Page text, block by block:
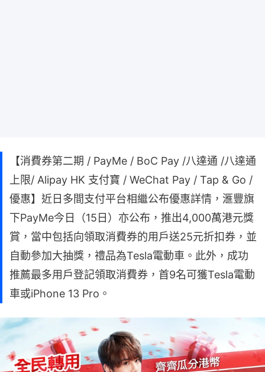
【消費券第二期 / PayMe / BoC Pay /八達通 /八達通
上限/ Alipay HK 支付寶 / WeChat Pay / Tap & Go /
優惠】近日多間支付平台相繼公布優惠詳情，滙豐旗
下PayMe今日（15日）亦公布，推出4,000萬港元獎
賞，當中包括向領取消費券的用戶送25元折扣券，並
自動參加大抽獎，禮品為Tesla電動車。此外，成功
推薦最多用戶登記領取消費券，首9名可獲Tesla電動
車或iPhone 13 Pro。